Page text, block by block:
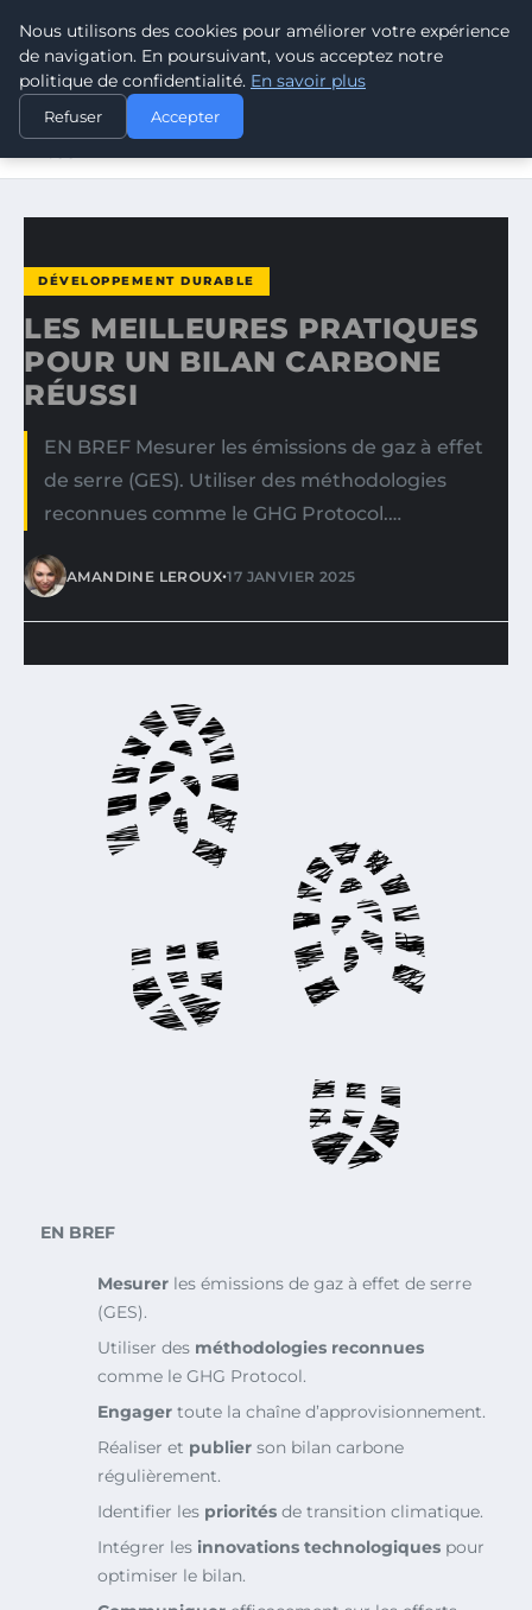
CLIMATE GUARDIAN
ACCUEIL
DÉVELOPPEMENT DURABLE
LES MEILLEURES PRATIQUES POUR UN BILAN CARBONE
DÉVELOPPEMENT DURABLE
LES MEILLEURES PRATIQUES
POUR UN BILAN CARBONE
RÉUSSI
EN BREF Mesurer les émissions de gaz à effet
de serre (GES). Utiliser des méthodologies
reconnues comme le GHG Protocol.…
AMANDINE LEROUX•17 JANVIER 2025
EN BREF
Mesurer les émissions de gaz à effet de serre
(GES).
Utiliser des méthodologies reconnues
comme le GHG Protocol.
Engager toute la chaîne d’approvisionnement.
Réaliser et publier son bilan carbone
régulièrement.
Identifier les priorités de transition climatique.
Intégrer les innovations technologiques pour
optimiser le bilan.
Nous utilisons des cookies pour améliorer votre expérience
de navigation. En poursuivant, vous acceptez notre
politique de confidentialité. En savoir plus
Refuser Accepter